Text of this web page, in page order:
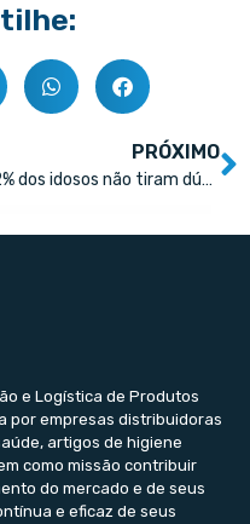
PRÓXIMO
52% dos idosos não tiram dúvidas sobre tratamentos na farmácia, aponta pesquisa
e Logística de Produtos
por empresas distribuidoras
artigos de higiene
como missão contribuir
do mercado e de seus
e eficaz de seus